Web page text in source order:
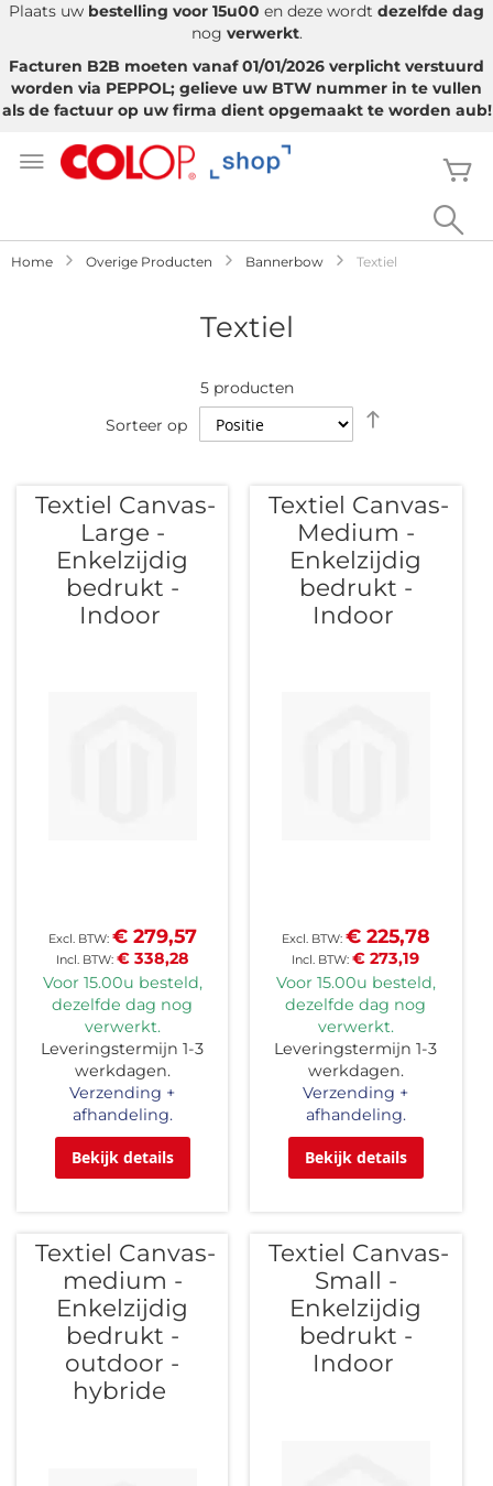
Plaats uw bestelling voor 15u00 en deze wordt dezelfde dag
nog verwerkt.
Facturen B2B moeten vanaf 01/01/2026 verplicht verstuurd
worden via PEPPOL; gelieve uw BTW nummer in te vullen
als de factuur op uw firma dient opgemaakt te worden aub!
naar
Home Overige Producten Bannerbow Textiel
Textiel
5producten
Sorteer op
sorteren
Textiel Canvas-
Large -
Enkelzijdig
bedrukt -
Indoor
€ 338,28
€ 279,57
Voor 15.00u besteld,
dezelfde dag nog
verwerkt.
Leveringstermijn 1-3
werkdagen.
Verzending +
afhandeling.
Bekijk details
Textiel Canvas-
Medium -
Enkelzijdig
bedrukt -
Indoor
€ 273,19
€ 225,78
Voor 15.00u besteld,
dezelfde dag nog
verwerkt.
Leveringstermijn 1-3
werkdagen.
Verzending +
afhandeling.
Bekijk details
Textiel Canvas-
medium -
Enkelzijdig
bedrukt -
outdoor -
hybride
Textiel Canvas-
Small -
Enkelzijdig
bedrukt -
Indoor